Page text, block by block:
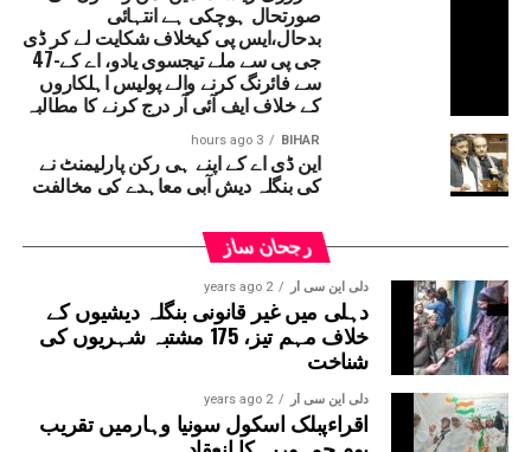
صورتحال ہوچکی ہے انتہائی
بدحال،ایس پی کیخلاف شکایت لے کر ڈی
جی پی سے ملے تیجسوی یادو، اے کے-47
سے فائرنگ کرنے والے پولیس اہلکاروں
کے خلاف ایف آئی آر درج کرنے کا مطالبہ
BIHAR
3 hours ago
این ڈی اے کے اپنے ہی رکن پارلیمنٹ نے
کی بنگلہ دیش آبی معاہدے کی مخالفت
رجحان ساز
دلی این سی آر 2 years ago
دہلی میں غیر قانونی بنگلہ دیشیوں کے
خلاف مہم تیز، 175 مشتبہ شہریوں کی
شناخت
دلی این سی آر 2 years ago
اقراءپبلک اسکول سونیا وہارمیں تقریب